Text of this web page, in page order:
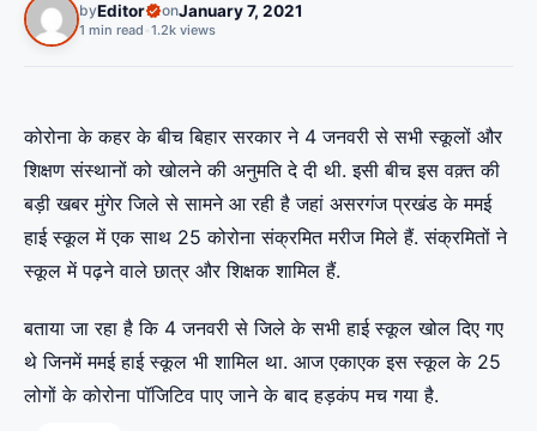
byEditor onJanuary 7, 2021
1 min read 1.2k views
कोरोना के कहर के बीच बिहार सरकार ने 4 जनवरी से सभी स्कूलों और
शिक्षण संस्थानों को खोलने की अनुमति दे दी थी. इसी बीच इस वक़्त की
बड़ी खबर मुंगेर जिले से सामने आ रही है जहां असरगंज प्रखंड के ममई
हाई स्कूल में एक साथ 25 कोरोना संक्रमित मरीज मिले हैं. संक्रमितों ने
स्कूल में पढ़ने वाले छात्र और शिक्षक शामिल हैं.
बताया जा रहा है कि 4 जनवरी से जिले के सभी हाई स्कूल खोल दिए गए
थे जिनमें ममई हाई स्कूल भी शामिल था. आज एकाएक इस स्कूल के 25
लोगों के कोरोना पॉजिटिव पाए जाने के बाद हड़कंप मच गया है.